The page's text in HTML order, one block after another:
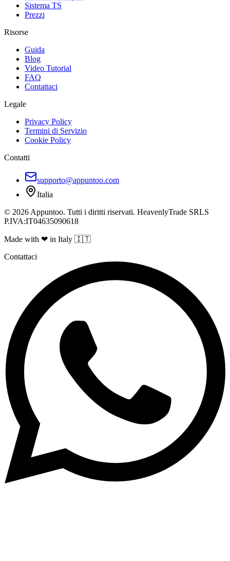
Sistema TS
Prezzi
Risorse
Guida
Blog
Video Tutorial
FAQ
Contattaci
Legale
Privacy Policy
Termini di Servizio
Cookie Policy
Contatti
supporto@appuntoo.com
Italia
© 2026 Appuntoo. Tutti i diritti riservati. HeavenlyTrade SRLS
P.IVA:IT04635090618
Made with ❤ in Italy 🇮🇹
Contattaci